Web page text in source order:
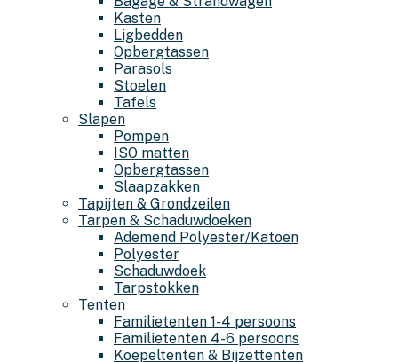
Kasten
Ligbedden
Opbergtassen
Parasols
Stoelen
Tafels
Slapen
Pompen
ISO matten
Opbergtassen
Slaapzakken
Tapijten & Grondzeilen
Tarpen & Schaduwdoeken
Ademend Polyester/Katoen
Polyester
Schaduwdoek
Tarpstokken
Tenten
Familietenten 1-4 persoons
Familietenten 4-6 persoons
Koepeltenten & Bijzettenten